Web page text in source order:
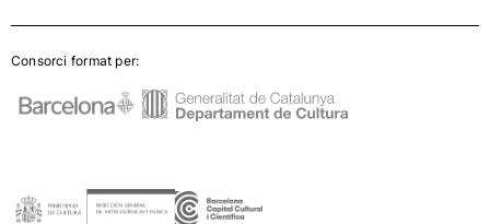
Consorci format per: